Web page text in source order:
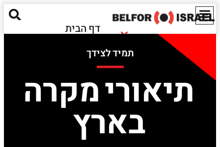
דף הבית
אודותינו
מאגר מידע
ישראל
EN
יצירת קשר
נזקי שריפה
נזקי הצפה
חומרים מסוכנים
נזקים אקולוגיים
תמיד לצידך
תיאורי מקרה
בארץ